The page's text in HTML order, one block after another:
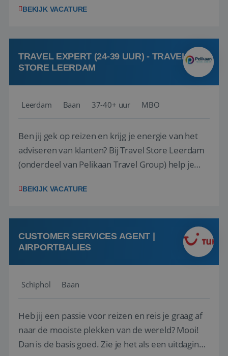
(onderdeel van Pelikaan Travel Group) zoeken
team het reisbureau verder...
BEKIJK VACATURE
TRAVEL EXPERT (24-39 UUR) - TRAVEL
STORE LEERDAM
Leerdam Baan 37-40+ uur MBO
Ben jij gek op reizen en krijg je energie van het
adviseren van klanten? Bij Travel Store Leerdam
(onderdeel van Pelikaan Travel Group) help je
vinden. Samen maken we van elke reis een
hebt in de reisbranche of j...
BEKIJK VACATURE
CUSTOMER SERVICES AGENT |
AIRPORTBALIES
Schiphol Baan
Heb jij een passie voor reizen en reis je graag af
naar de mooiste plekken van de wereld? Mooi!
Dan is de basis goed. Zie je het als een uitdaging